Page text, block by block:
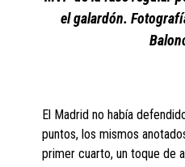
el galardón.
El Madrid no había
puntos, los mismos
primer cuarto, un toque de